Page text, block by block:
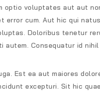
optio voluptates aut aut
error cum. Aut hic qui
Doloribus tenetur
Consequatur id
Est ea aut maiores
excepturi. Sit hic